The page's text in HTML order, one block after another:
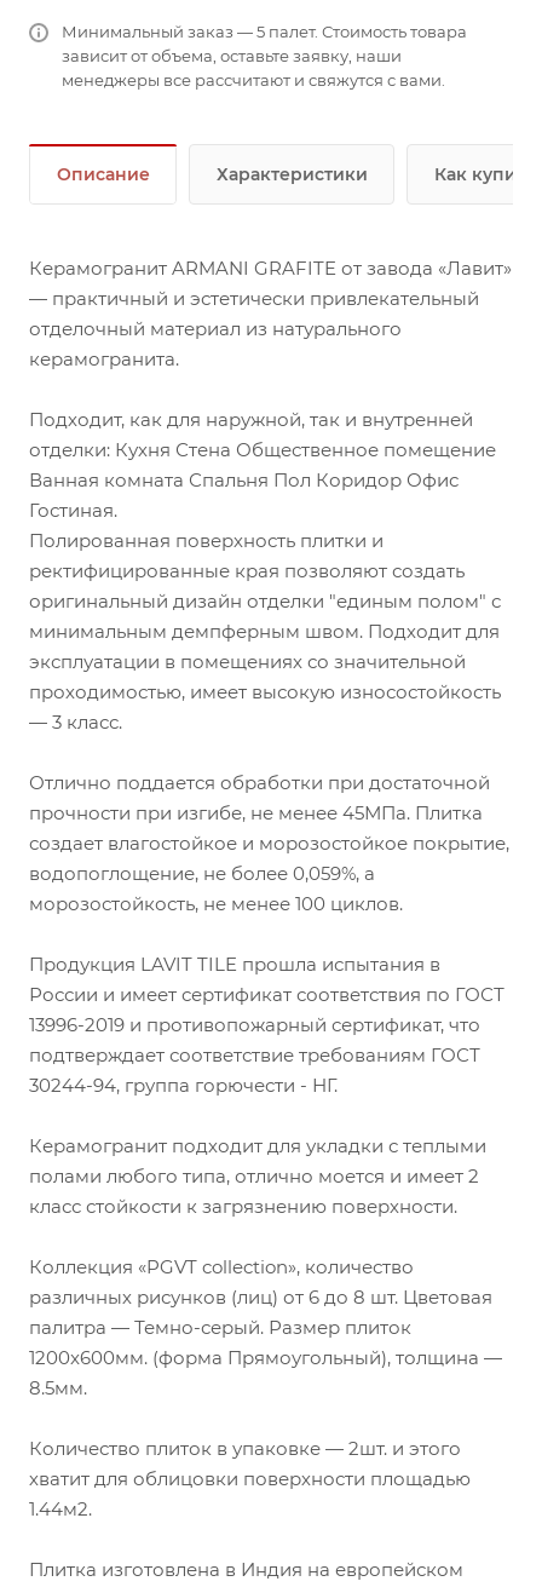
Минимальный заказ — 5 палет. Стоимость товара
зависит от объема, оставьте заявку, наши
менеджеры все рассчитают и свяжутся с вами.
Описание Характеристики Как купить
Керамогранит ARMANI GRAFITE от завода «Лавит»
— практичный и эстетически привлекательный
отделочный материал из натурального
керамогранита.
Подходит, как для наружной, так и внутренней
отделки: Кухня Стена Общественное помещение
Ванная комната Спальня Пол Коридор Офис
Гостиная.
Полированная поверхность плитки и
ректифицированные края позволяют создать
оригинальный дизайн отделки "единым полом" с
минимальным демпферным швом. Подходит для
эксплуатации в помещениях со значительной
проходимостью, имеет высокую износостойкость
— 3 класс.
Отлично поддается обработки при достаточной
прочности при изгибе, не менее 45МПа. Плитка
создает влагостойкое и морозостойкое покрытие,
водопоглощение, не более 0,059%, а
морозостойкость, не менее 100 циклов.
Продукция LAVIT TILE прошла испытания в
России и имеет сертификат соответствия по ГОСТ
13996-2019 и противопожарный сертификат, что
подтверждает соответствие требованиям ГОСТ
30244-94, группа горючести - НГ.
Керамогранит подходит для укладки с теплыми
полами любого типа, отлично моется и имеет 2
класс стойкости к загрязнению поверхности.
Коллекция «PGVT collection», количество
различных рисунков (лиц) от 6 до 8 шт. Цветовая
палитра — Темно-серый. Размер плиток
1200x600мм. (форма Прямоугольный), толщина —
8.5мм.
Количество плиток в упаковке — 2шт. и этого
хватит для облицовки поверхности площадью
1.44м2.
Плитка изготовлена в Индия на европейском